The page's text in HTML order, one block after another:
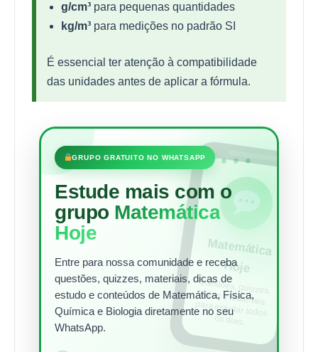
g/cm³ para pequenas quantidades
kg/m³ para medições no padrão SI
É essencial ter atenção à compatibilidade
das unidades antes de aplicar a fórmula.
•••
GRUPO GRATUITO NO WHATSAPP
Estude mais com o
grupo Matemática
Hoje
Entre para nossa comunidade e receba
questões, quizzes, materiais, dicas de
estudo e conteúdos de Matemática, Física,
Química e Biologia diretamente no seu
WhatsApp.
Matem
ática
Hoje
Questões, quizzes,
dicas e materiais
para estudar todos
os dias.